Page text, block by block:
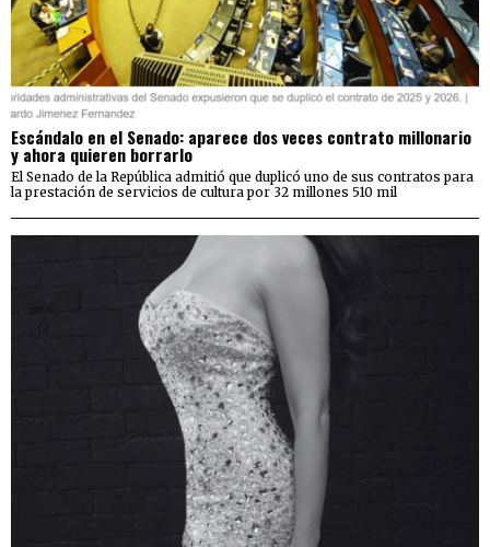
Escándalo en el Senado: aparece dos veces contrato millonario
y ahora quieren borrarlo
El Senado de la República admitió que duplicó uno de sus contratos para
la prestación de servicios de cultura por 32 millones 510 mil